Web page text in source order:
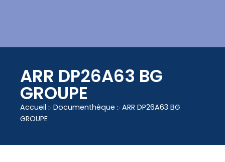
ARR DP26A63 BG
GROUPE
Accueil ჻ Documenthèque ჻ ARR DP26A63 BG
GROUPE